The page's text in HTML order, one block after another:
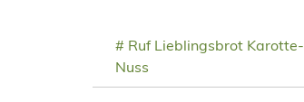
# Ruf Lieblingsbrot Karotte-
Nuss